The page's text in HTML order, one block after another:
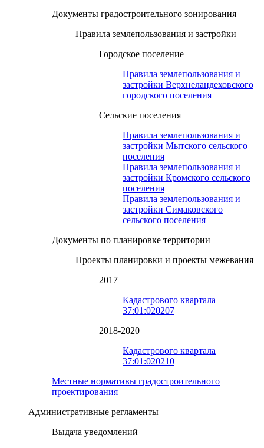
Документы градостроительного зонирования
Правила землепользования и застройки
Городское поселение
Правила землепользования и
застройки Верхнеландеховского
городского поселения
Сельские поселения
Правила землепользования и
застройки Мытского сельского
поселения
Правила землепользования и
застройки Кромского сельского
поселения
Правила землепользования и
застройки Симаковского
сельского поселения
Документы по планировке территории
Проекты планировки и проекты межевания
2017
Кадастрового квартала
37:01:020207
2018-2020
Кадастрового квартала
37:01:020210
Местные нормативы градостроительного
проектирования
Административные регламенты
Выдача уведомлений